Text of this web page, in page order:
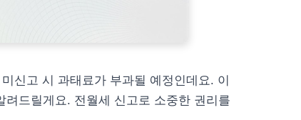
신고 시 과태료가 부과될 예정인데요. 이
드릴게요. 전월세 신고로 소중한 권리를